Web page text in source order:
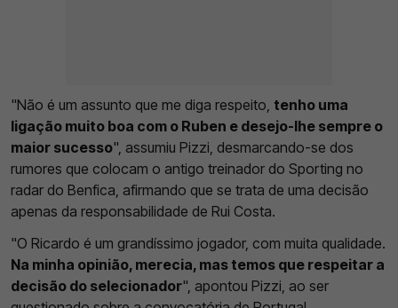
"Não é um assunto que me diga respeito, tenho uma
ligação muito boa com o Ruben e desejo-lhe sempre o
maior sucesso", assumiu Pizzi, desmarcando-se dos
rumores que colocam o antigo treinador do Sporting no
radar do Benfica, afirmando que se trata de uma decisão
apenas da responsabilidade de Rui Costa.
"O Ricardo é um grandíssimo jogador, com muita qualidade.
Na minha opinião, merecia, mas temos que respeitar a
decisão do selecionador", apontou Pizzi, ao ser